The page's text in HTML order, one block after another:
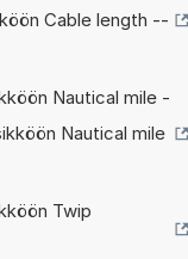
Cable length --
Nautical mile -
Nautical mile
Twip